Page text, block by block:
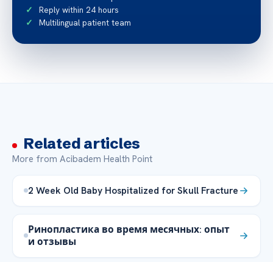
Reply within 24 hours
Multilingual patient team
Related articles
More from Acibadem Health Point
2 Week Old Baby Hospitalized for Skull Fracture
Ринопластика во время месячных: опыт
и отзывы